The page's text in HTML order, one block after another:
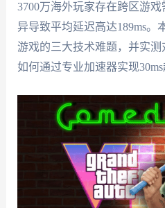
3700万海外玩家存在跨区游
异导致平均延迟高达189ms。
游戏的三大技术难题，并实
如何通过专业加速器实现